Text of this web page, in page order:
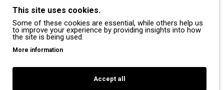
Payper
Dike
Coverguard
Portwest
Exena
This site uses cookies.
Some of these cookies are essential, while others help us
to improve your experience by providing insights into how
the site is being used.
More information
Accept all